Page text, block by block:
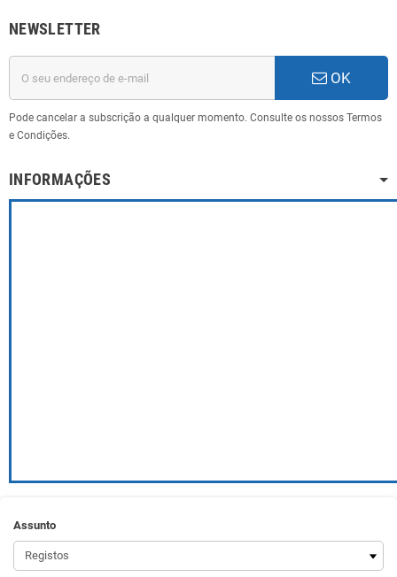
NEWSLETTER
OK
Pode cancelar a subscrição a qualquer momento. Consulte os nossos Termos
e Condições.
INFORMAÇÕES
Assunto